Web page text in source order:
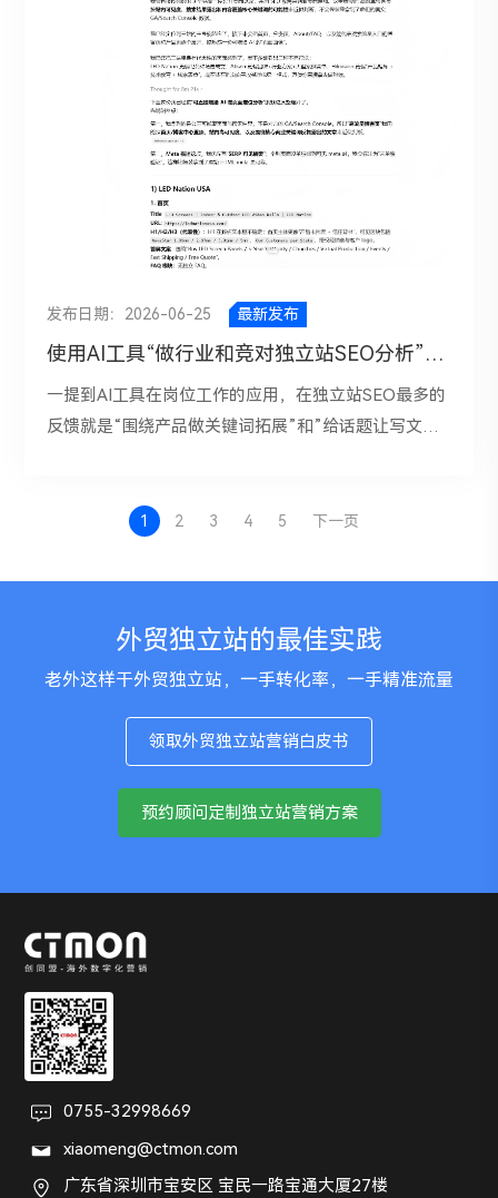
题加入一些更具体的元素，比如：适用对象，时间维
度，明确收益，常见错误，案例或结果导向。例如：小
白必看！光纤路由器的安装教程。4步检查光纤路由器
网络问题；...所以评估信息类内容时，不要只盯CTR一
个指标，也要看它对整个站点漏斗有没有帮助。小结谷
有，而且关系很大。CTR下降并不代表你的SEO做错
了，也不一定说明内容质量突然变差。更真实的情况
是，Google搜索结果页正在不断强化“直接回答”的能
力，而信息类关键词又恰恰最容易被这种变化影响。对
于做SEO的人来说，真正要调整的，不只是标题写法，
而是整套内容思路。
构清晰，回答用户核心问题，提供实际经验、案例或数
据，内容有深度，而不是浅层改写，避免重复、空洞和
堆砌关键词，只有当页面真正比竞争对手更有帮助，谷
歌才更愿意长期给你排名。 3. 重新检查关键词与页面
的匹配关系排名不稳时，可以把目标关键词拿出来重新
页面：是教程、产品页、分类页、评测，还是问答？如
果你的页面类型和主流结果不一致，就说明搜索意图可
能没匹配准。此时，与其继续堆关键词，不如重构页面
内容方向。4. 做好技术SEO基础稳定排名的前提，是让
谷歌能够稳定抓取、理解和索引页面。建议重点检查以
下内容：网站是否能正常访问，页面打开速度是否过
慢，移动端体验是否良好，是否存在重复URL ，
canonical是否正确，sitemap是否提交并更新 ，
为技术细节没处理好，导致排名始终不稳。5. 优化网站
题关系。如果一个核心页面没有足够的站内链接支持，
定。建议围绕核心关键词建立清晰的专题结构，把相关
文章、分类页、产品页互相串联起来，增强页面权重传
发布内容相似、篇幅很短、价值很低的页面，结果不仅
这些页面排不上去，还会拖累整个网站质量。与其做
100篇低质量文章，不如认真做好20篇高质量内容。对
取高质量外链外链建设要注重质量和相关性，而不是单
的自然外链，更有助于提升页面稳定性。相反，垃圾外
稳排名，反而可能带来风险。三、小结面对波动，最忌
讳的做法就是盲目焦虑、频繁修改页面。真正有效的方
法，是先看数据，再找原因，最后逐步优化。简单来
说，短期波动看趋势，长期稳定靠质量。只要网站内容
足够专业、页面体验良好、技术基础扎实、结构清晰，
息，只是在重复内容。2. 页面模板化严重：为了快速铺
量，批量生成大量相似页面，如“不同产品属性对应的
伪差异内容”。表面上看页面数量很多，实际上内容结
构和表达高度重复。3. 缺少真实经验和可信信息：对于
独立站来说，真正能打动用户、提升SEO质量的，往往
用对比，适合与不适合的人群，行业常见误区，常见问
题解决方案，真实案例和场景说明。4. 可读性和转化能
力下降：有些站长为了降低AI检测率，会刻意把文章改
得更口语化、更跳跃，甚至故意制造一些不自然表达，
读性，最后影响的反而是页面真实表现。 ai内容生成的
提示词三、页面AI检测率会通过哪些方式“间接影响”
SEO？虽然AI检测率不是直接排名因素，但它确实可能
价值页面，搜索引擎可能不会积极收录，或者只收录一
关键词排名稳定性：一些AI生成页面可能在初期因为关
值、用户反馈一般，排名往往不稳定，很容易后续下
滑。3. 影响搜索结果点击率：AI生成页面虽然正文尚
吸引力和明确利益点。这样一来，也未必能获得高用户
点击。4. 影响AI搜索答案中的引用机会：现在搜索环境
已经不只是传统蓝链结果。越来越多用户会直接看到AI
摘要、AI答案或搜索结果中的智能整合内容。而想要被
信息容易提取；结论明确，不绕圈；内容有证据或实例
支撑；信息准确且有更新价值；页面主题集中，不杂
乱。影响你是否被引用的，依然不是AI检测率，而是页
面本身的可理解性和可信度。 Ai内容检测工具截图四、
独立站该如何正确使用AI做内容？与其纠结“AI率高不
高”，不如思考“如何让AI参与生产，但不损害页面质
量”。更适合独立站的做法，是把AI当成效率工具，而
不是内容终点。1. 用AI搭框架AI很适合做初步提纲、内
容结构整理、标题延展、FAQ补充和基础信息汇总，但
不要把未经处理的AI初稿直接上线。真正有竞争力的页
SEO策略偏向吸引泛人群，而不是聚焦采购决策人群，
那么网站即使每天都有新增访问，也很难带来询盘提
升。 二、用户进来了，但流量承载页没有接住用户通
过搜索进入网站后，看到的是一篇信息完整的文章，但
页面上没有明确的CTA按钮，没有清晰的产品入口，没
有报价引导，也没有便捷的联系方式。SEO页面的任
务，不只是获得点击，更重要的是把访问者一步步引导
到询盘动作上。比如：看完文章后，是否能快速跳转到
相关产品页？页面中是否明确告诉用户“可以获取报价”
手机端是否方便提交咨询？ 三、关键词排名涨了，但
商业意图没有涨一般来说，优化的关键词大致可以分为
三类：信息型、比较型和交易型。信息型关键词更偏向
科普、学习和了解；比较型关键词通常带有方案筛选和
“quotation”“OEM”“custom”等。判断SEO有没有真正
起效，不能只看流量有没有涨，而要看：高商业意图关
立信任文章写了很多，流量也有了，可网站里没有足够
有说服力的内容来帮助客户做决策。比如，没有真实案
价，没有交付流程说明，也没有FAQ去解决采购顾虑。
这样的网站，虽然可以吸引点击，却很难让用户产生
“这家公司值得我联系”的感觉。 五、SEO转化链路排
查一个完整的SEO获客闭环应该是：关键词策略精准
小结独立站SEO流量不断增长，询盘却没有明显变化，
是一个典型的“流量质量+页面转化+信任建设”共同作用
的结果。流量只是起点，询盘才是结果。真正有效的
SEO，不是把更多人带到网站，而是把更多对的人带到
网站，并让他们愿意主动联系你。所以，当你发现网站
流量在涨、询盘却没有同步增长时，不要急着怀疑SEO
企业都在做的道路上慢慢就失去信心了，不做了。 今
天，我想就熟悉的行业“包装机械”给大家做B端企业外
贸SEO获客的全链路解析，包含对行业的分析，竞对分
析；对18个月自然流量询盘150+的数据链测算；对独
立站SEO策略规划和站点结构，对独立站SEO的分阶段
执行几个版块。后面也会每周给大家来一期不同行业的
Googel SEO获客实践。 B端机械设备这类高客单价、
长决策链的外贸业务来说，SEO 不是“发几篇博客、做
几个关键词”就能见效的，Google官方给出的方向也很
对用户有帮助的内容去争取排名。总结就是“免费的流
量比付费的流量成本更贵，因为人工和时间成本不是2
倍，是3倍+”。 一、同行和优秀竞对做对了什么？ 优
秀竞对是把产品、应用、方案、资源做成了清晰的信息
务采购决策，少搞没有商业价值的信息性内容。 1、网
站结构模块化 比如 Syntegon 的VFFS页面会直接展示
首页就明确了sanitary packaging 定位和核心设备类
别，减少了访客理解成本。
是卖设备，还围绕“如何购买包装机械”做完整指南和
checklist，这类内容是在承接买家研究阶段的搜索需
求；Rovema 则会提供对比矩阵、能力说明和应用解
nVenia 的资源中心、博客会长期发布故障排查、效率提
单纯追求“更新频率”，而是在持续覆盖买家在采购前、
中、后的真实问题。对包装机械行业来说，这类内容既
能拓宽关键词覆盖面，也能为产品页输送内链权重。
https://www.industrialpackaging.com/blog/topic/wor
发布日期：2026-06-25 最新发布
使用AI工具“做行业和竞对独立站SEO分析”实践版
一提到AI工具在岗位工作的应用，在独立站SEO最多的
反馈就是“围绕产品做关键词拓展”和”给话题让写文
多个竞品页面，归纳主题结构、关键词意图、内容套路
建议都是大而全的，做为独立站运营就是要筛查信息的
作方式是“用AI加快搜集、归纳、判断和执行”。 一、做
行业SEO分析，先让AI帮你看清搜索需求结构 行业分
的是LED Screen独立站。不能只盯着“LED Screen”
“LED Display”这类大词，因为真正的SEO机会往往藏
在搜索意图的细分层里。用户可能会搜索“led display
panel price”“outdoor advertising led display screen”
同购买阶段和内容需求。 这时候，可以给AI一个行业范
息型、比较型、交易型、品牌替代型、问题解决型。然
后要求它继续输出每一类关键词更适合对应什么页面，
例如博客文章、专题页、分类页、产品页或FAQ页。
一个实用的提问方式是： “你现在是优秀的独立站SEO
运营人员，请围绕‘outdoor LED Screen独立站’梳理用
户搜索需求，把关键词分成信息型、比较型、交易型、
问题型四类，并说明每一类关键词适合由什么页面承
接。”这样做的价值在于，拿到的是“需求—意图—页
1 2 3 4 5 下一页
外贸独立站的最佳实践
老外这样干外贸独立站，一手转化率，一手精准流量
领取外贸独立站营销白皮书
预约顾问定制独立站营销方案
0755-32998669
xiaomeng@ctmon.com
广东省深圳市宝安区 宝民一路宝通大厦27楼